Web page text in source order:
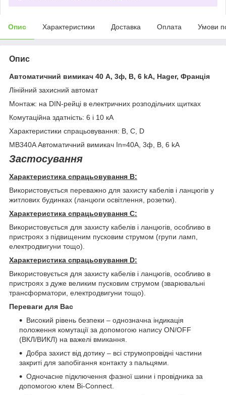
Опис Характеристики Доставка Оплата Умови
Опис
Автоматичний вимикач 40 А, 3ф, B, 6 kA, Hager, Франція
Лінійний захисний автомат
Монтаж: на DIN-рейці в електричних розподільчих щитках
Комутаційна здатність: 6 і 10 кА
Характеристики спрацьовування: B, C, D
MB340A Автоматичний вимикач In=40А, 3ф, B, 6 kA
Застосування
Характеристика спрацьовування B:
Використовується переважно для захисту кабелів і ланцюгів у
житлових будинках (ланцюги освітлення, розетки).
Характеристика спрацьовування C:
Використовується для захисту кабелів і ланцюгів, особливо в
пристроях з підвищеним пусковим струмом (групи ламп,
електродвигуни тощо).
Характеристика спрацьовування D:
Використовується для захисту кабелів і ланцюгів, особливо в
пристроях з дуже великим пусковим струмом (зварювальні
трансформатори, електродвигуни тощо).
Переваги для Вас
Високий рівень безпеки – однозначна індикація
положення комутації за допомогою напису ON/OFF
(ВКЛ/ВИКЛ) на важелі вмикання.
Добра захист від дотику – всі струмопровідні частини
закриті для запобігання контакту з пальцями.
Одночасне підключення фазної шини і провідника за
допомогою клем Bi-Connect.